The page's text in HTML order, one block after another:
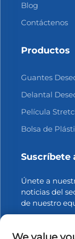
Blog
Contáctenos
Productos
Guantes
Delantal
Película
Bolsa de
Suscríbete
Únete a
noticias del
de nuestro